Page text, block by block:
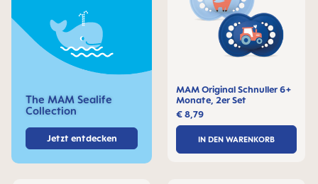
The MAM Sealife
Collection
Jetzt entdecken
MAM Original Schnuller 6+
Monate, 2er Set
€ 8,79
IN DEN WARENKORB